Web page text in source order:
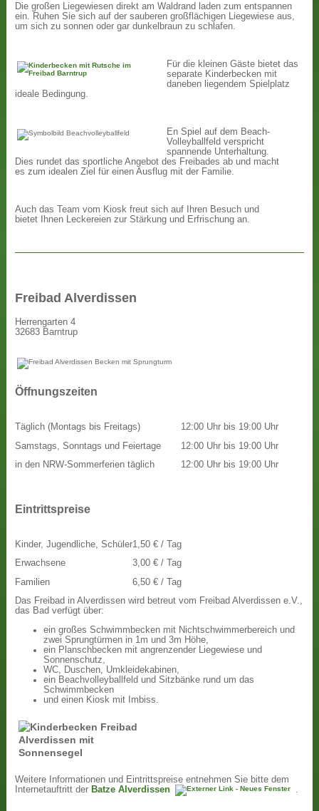
Die großen Liegewiesen direkt am Waldrand laden zum entspannen
ein. Ruhen Sie sich auf der sauberen großflächigen Liegewiese aus,
um sich zu sonnen oder gar dunkelbraun zu schlafen.
Für die kleinen Gäste bietet das
separate Kinderbecken mit
daneben liegendem Spielplatz
ideale Bedingung.
En Spiel auf dem Beach-
Volleyballfeld verspricht
spannende Unterhaltung.
Dies rundet das sportliche Angebot des Freibades ab und macht
es zum idealen Ziel für einen Ausflug mit der Familie.
Auch das Team vom Kiosk freut sich auf Ihren Besuch und
bietet Ihnen Leckereien zur Stärkung und Erfrischung an.
Freibad Alverdissen
Herrengarten 4
32683 Barntrup
Öffnungszeiten
Täglich (Montags bis Freitags)
Samstags, Sonntags und Feiertage
in den NRW-Sommerferien täglich
12:00 Uhr bis 19:00 Uhr
12:00 Uhr bis 19:00 Uhr
12:00 Uhr bis 19:00 Uhr
Eintrittspreise
Kinder, Jugendliche, Schüler
Erwachsene
Familien
1,50 € / Tag
3,00 € / Tag
6,50 € / Tag
Das Freibad in Alverdissen wird betreut vom Freibad Alverdissen e.V.,
das Bad verfügt über:
ein großes Schwimmbecken mit Nichtschwimmerbereich und
zwei Sprungtürmen in 1m und 3m Höhe,
ein Planschbecken mit angrenzender Liegewiese und
Sonnenschutz,
WC, Duschen, Umkleidekabinen,
ein Beachvolleyballfeld und Sitzbänke rund um das
Schwimmbecken
und einen Kiosk mit Imbiss.
Weitere Informationen und Eintrittspreise entnehmen Sie bitte dem
Internetauftritt der Batze Alverdissen .